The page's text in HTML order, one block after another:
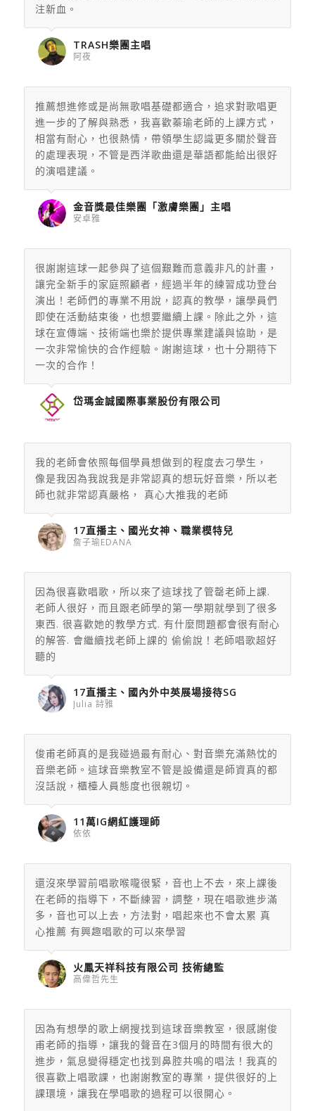
注新血。
TRASH樂團主唱
阿夜
推薦想進修或是尚無歌唱基礎都適合， 追求對歌唱更
進一步的了解與熟悉，我喜歡蓁瑜老師的上課方式，
相當有耐心，也很熱情，帶領學生認識更多關於聲音
的處理表現， 不管是西洋歌曲還是華語都能給出很好
的演唱建議。
金音獎最佳樂團「激膚樂團」主唱
安卓雅
很謝謝這球一起參與了這個艱難而意義非凡的計畫，
讓完全新手的家庭照顧者，經過半年的練習成功登台
演出！老師們的專業不用說， 認真的教學，讓學員們
即使在活動結束後，也想要繼續上課。除此之外，這
球在宣傳端、技術端也樂於提供專業建議與協助，是
一次非常愉快的合作經驗。謝謝這球，也十分期待下
一次的合作！
岱瑪金誠國際事業股份有限公司
我的老師會依照每個學員想做到的程度去刁學生，
像是我因為我說我是非常認真的想玩好音樂，所以老
師也就非常認真嚴格， 真心大推我的老師
17直播主、國光女神、職業模特兒
詹子瑜EDANA
因為很喜歡唱歌，所以來了這球找了管罄老師上課.
老師人很好，而且跟老師學的第一學期就學到了很多
東西. 很喜歡她的教學方式. 有什麼問題都會很有耐心
的解答. 會繼續找老師上課的 偷偷說！老師唱歌超好
聽的
17直播主、國內外中英展場接待SG
Julia 詩雅
俊甫老師真的是我碰過最有耐心、 對音樂充滿熱忱的
音樂老師。這球音樂教室不管是設備還是師資真的都
沒話說，櫃檯人員態度也很親切。
11萬IG網紅護理師
依依
還沒來學習前唱歌喉嚨很緊，音也上不去，來上課後
在老師的指導下，不斷練習，調整，現在唱歌進步滿
多，音也可以上去，方法對，唱起來也不會太累 真
心推薦 有興趣唱歌的可以來學習
火鳳天祥科技有限公司 技術總監
高偉哲先生
因為有想學的歌上網搜找到這球音樂教室，很感謝俊
甫老師的指導，讓我的聲音在3個月的時間有很大的
進步，氣息變得穩定也找到鼻腔共鳴的唱法！我真的
很喜歡上唱歌課，也謝謝教室的專業，提供很好的上
課環境，讓我在學唱歌的過程可以很開心。